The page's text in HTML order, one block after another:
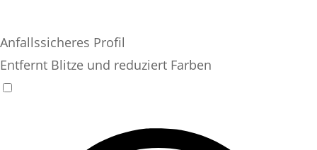
Anfallssicheres Profil
Entfernt Blitze und reduziert Farben